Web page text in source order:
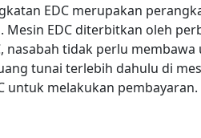
EDC merupakan
EDC diterbitkan oleh
nasabah tidak perlu
tunai terlebih dahulu di
untuk melakukan pembayaran.